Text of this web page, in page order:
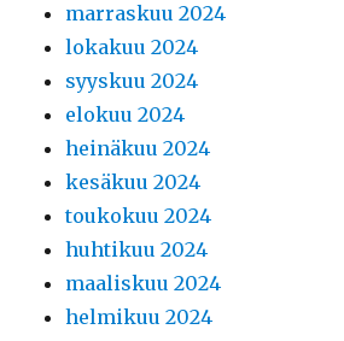
marraskuu 2024
lokakuu 2024
syyskuu 2024
elokuu 2024
heinäkuu 2024
kesäkuu 2024
toukokuu 2024
huhtikuu 2024
maaliskuu 2024
helmikuu 2024